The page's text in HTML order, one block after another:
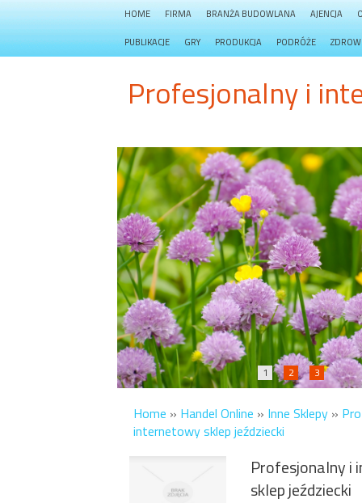
HOME FIRMA BRANŻA BUDOWLANA AJENCJA
PUBLIKACJE GRY PRODUKCJA PODRÓŻE
Profesjonalny i
1 2 3
Home » Handel Online » Inne Sklepy »
internetowy sklep jeździecki
Profesjonalny i
sklep jeździecki